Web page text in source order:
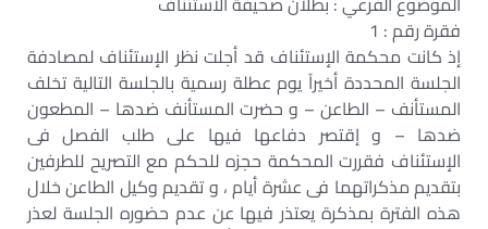
فقرة رقم : 1
إذ كانت محكمة الإستئناف قد أجلت نظر الإستئناف لمصادفة
الجلسة المحددة أخيراً يوم عطلة رسمية بالجلسة التالية تخلف
المستأنف – الطاعن – و حضرت المستأنف ضدها – المطعون
ضدها – و إقتصر دفاعها فيها على طلب الفصل فى
الإستئناف فقررت المحكمة حجزه للحكم مع التصريح للطرفين
بتقديم مذكراتهما فى عشرة أيام ، و تقديم وكيل الطاعن خلال
هذه الفترة بمذكرة يعتذر فيها عن عدم حضوره الجلسة لعذر